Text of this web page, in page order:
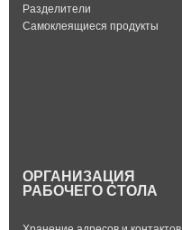
Разделители
Самоклеящиеся продукты
ОРГАНИЗАЦИЯ
РАБОЧЕГО СТОЛА